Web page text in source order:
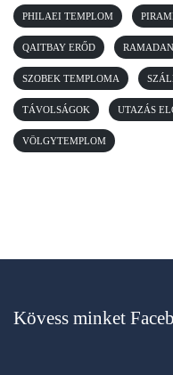
PHILAEI TEMPLOM
QAITBAY ERŐD RAMADAN
SZOBEK TEMPLOMA
TÁVOLSÁGOK UTAZÁS
VÖLGYTEMPLOM
Kövess minket